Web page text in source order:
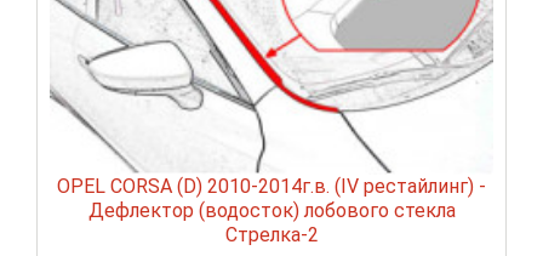
OPEL CORSA (D) 2010-2014г.в. (IV рестайлинг) -
Дефлектор (водосток) лобового стекла
Стрелка-2